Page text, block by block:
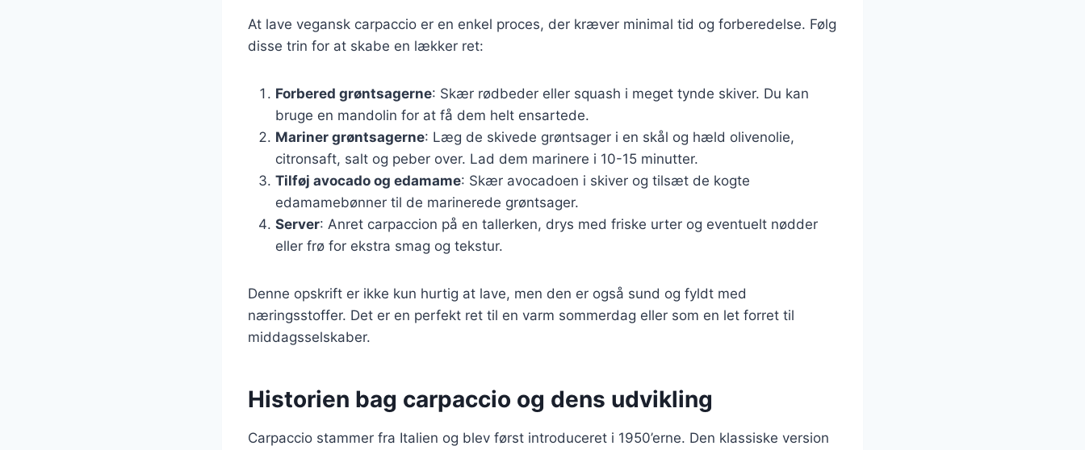
At lave vegansk carpaccio er en enkel proces, der kræver minimal tid og forberedelse. Følg
disse trin for at skabe en lækker ret:
Forbered grøntsagerne: Skær rødbeder eller squash i meget tynde skiver. Du kan
bruge en mandolin for at få dem helt ensartede.
Mariner grøntsagerne: Læg de skivede grøntsager i en skål og hæld olivenolie,
citronsaft, salt og peber over. Lad dem marinere i 10-15 minutter.
Tilføj avocado og edamame: Skær avocadoen i skiver og tilsæt de kogte
edamamebønner til de marinerede grøntsager.
Server: Anret carpaccion på en tallerken, drys med friske urter og eventuelt nødder
eller frø for ekstra smag og tekstur.
Denne opskrift er ikke kun hurtig at lave, men den er også sund og fyldt med
næringsstoffer. Det er en perfekt ret til en varm sommerdag eller som en let forret til
middagsselskaber.
Historien bag carpaccio og dens udvikling
Carpaccio stammer fra Italien og blev først introduceret i 1950’erne. Den klassiske version